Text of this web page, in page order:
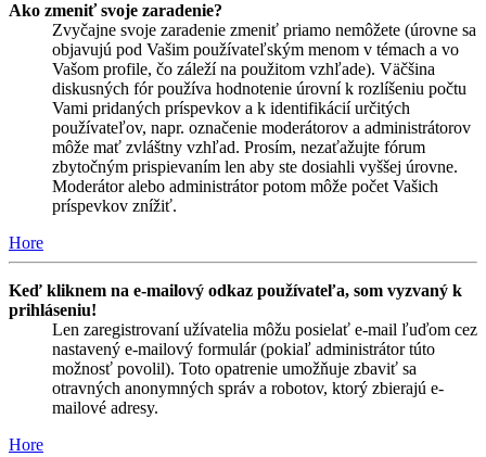
Ako zmeniť svoje zaradenie?
Zvyčajne svoje zaradenie zmeniť priamo nemôžete (úrovne sa
objavujú pod Vašim používateľským menom v témach a vo
Vašom profile, čo záleží na použitom vzhľade). Väčšina
diskusných fór používa hodnotenie úrovní k rozlíšeniu počtu
Vami pridaných príspevkov a k identifikácií určitých
používateľov, napr. označenie moderátorov a administrátorov
môže mať zvláštny vzhľad. Prosím, nezaťažujte fórum
zbytočným prispievaním len aby ste dosiahli vyššej úrovne.
Moderátor alebo administrátor potom môže počet Vašich
príspevkov znížiť.
Hore
Keď kliknem na e-mailový odkaz používateľa, som vyzvaný k
prihláseniu!
Len zaregistrovaní užívatelia môžu posielať e-mail ľuďom cez
nastavený e-mailový formulár (pokiaľ administrátor túto
možnosť povolil). Toto opatrenie umožňuje zbaviť sa
otravných anonymných správ a robotov, ktorý zbierajú e-
mailové adresy.
Hore